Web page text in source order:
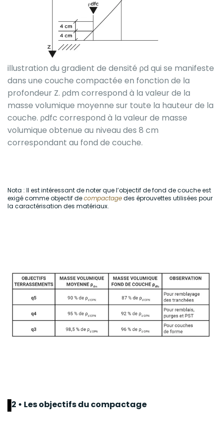
illustration du gradient de densité ρd qui se manifeste
dans une couche compactée en fonction de la
profondeur Z. ρdm correspond à la valeur de la
masse volumique moyenne sur toute la hauteur de la
couche. ρdfc correspond à la valeur de masse
volumique obtenue au niveau des 8 cm
correspondant au fond de couche.
Nota : Il est intéressant de noter que l’objectif de fond de couche est
exigé comme objectif decompactagedes éprouvettes utilisées pour
la caractérisation des matériaux.
2 • Les objectifs du compactage